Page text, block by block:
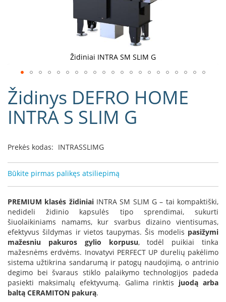
i
n
e
a
f
r
o
m
e
R
o
m
o
t
o
p
Židinys DEFRO HOME
INTRA S SLIM G
Prekės kodas: INTRASSLIMG
Būkite pirmas palikęs atsiliepimą
PREMIUM klasės židiniaiINTRA SM SLIM G – tai kompaktiški,
nedideli židinio kapsulės tipo sprendimai, sukurti
šiuolaikiniams namams, kur svarbus dizaino vientisumas,
efektyvus šildymas ir vietos taupymas. Šis modelis pasižymi
mažesniu pakuros gylio korpusu, todėl puikiai tinka
mažesnėms erdvėms. Inovatyvi PERFECT UP durelių pakėlimo
sistema užtikrina sandarumą ir patogų naudojimą, o antrinio
degimo bei švaraus stiklo palaikymo technologijos padeda
pasiekti maksimalų efektyvumą. Galima rinktis juodą arba
baltą CERAMITON pakurą.
Židiniai INTRA SM SLIM G
į
galerijos
paradžią